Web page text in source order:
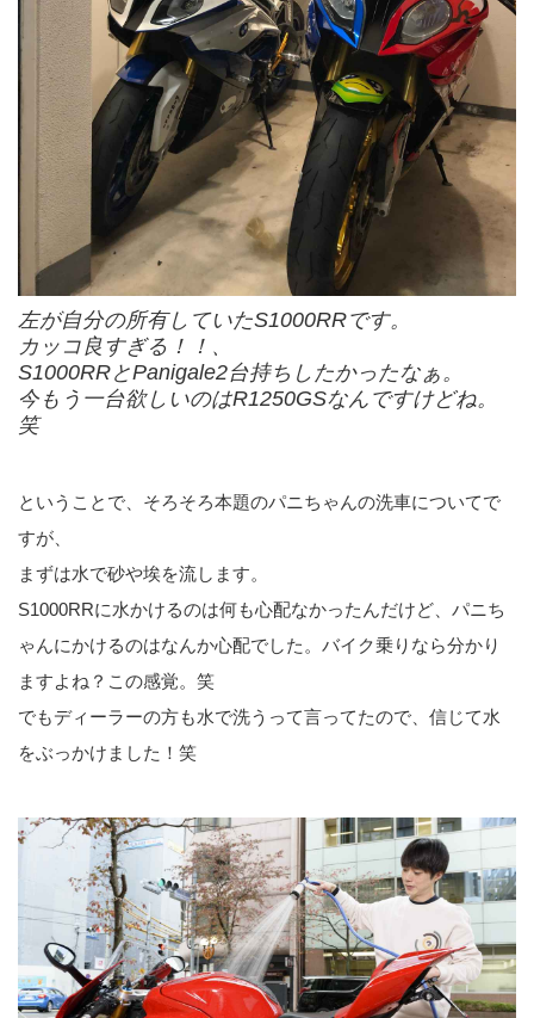
左が自分の所有していたS1000RRです。
カッコ良すぎる！！、
S1000RRとPanigale2台持ちしたかったなぁ。
今もう一台欲しいのはR1250GSなんですけどね。
笑
ということで、そろそろ本題のパニちゃんの洗車についてで
すが、
まずは水で砂や埃を流します。
S1000RRに水かけるのは何も心配なかったんだけど、パニち
ゃんにかけるのはなんか心配でした。バイク乗りなら分かり
ますよね？この感覚。笑
でもディーラーの方も水で洗うって言ってたので、信じて水
をぶっかけました！笑